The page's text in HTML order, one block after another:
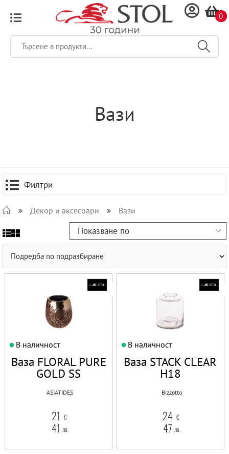
0
Вази
Филтри
Декор и аксесоари Вази
Показване по
Ваза FLORAL PURE
GOLD SS
ASIATIDES
21 €
41 лв.
В наличност
Ваза STACK CLEAR
H18
Bizzotto
24 €
47 лв.
В наличност